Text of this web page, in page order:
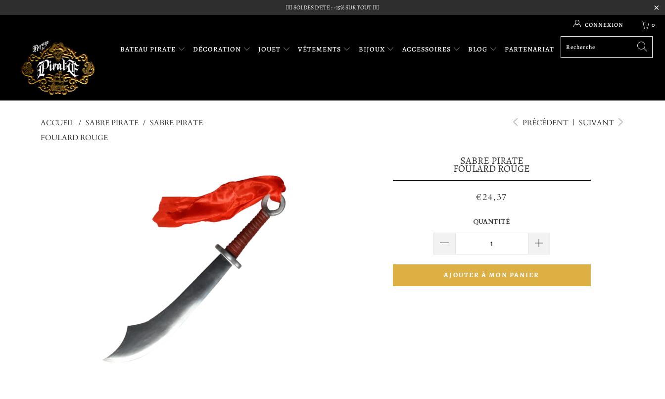
🏴‍☠️ SOLDES D'ETE : -15% SUR TOUT 🏴‍☠️
0
CONNEXION
BATEAU PIRATE DÉCORATION JOUET VÊTEMENTS BIJOUX ACCESSOIRES BLOG PARTENARIAT
PRÉCÉDENT | SUIVANT
ACCUEIL / SABRE PIRATE / SABRE PIRATE
FOULARD ROUGE
SABRE PIRATE
FOULARD ROUGE
€24,37
QUANTITÉ
AJOUTER À MON PANIER